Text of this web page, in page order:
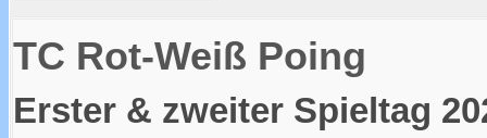
TC Rot-Weiß Poing
Erster & zweiter Spieltag